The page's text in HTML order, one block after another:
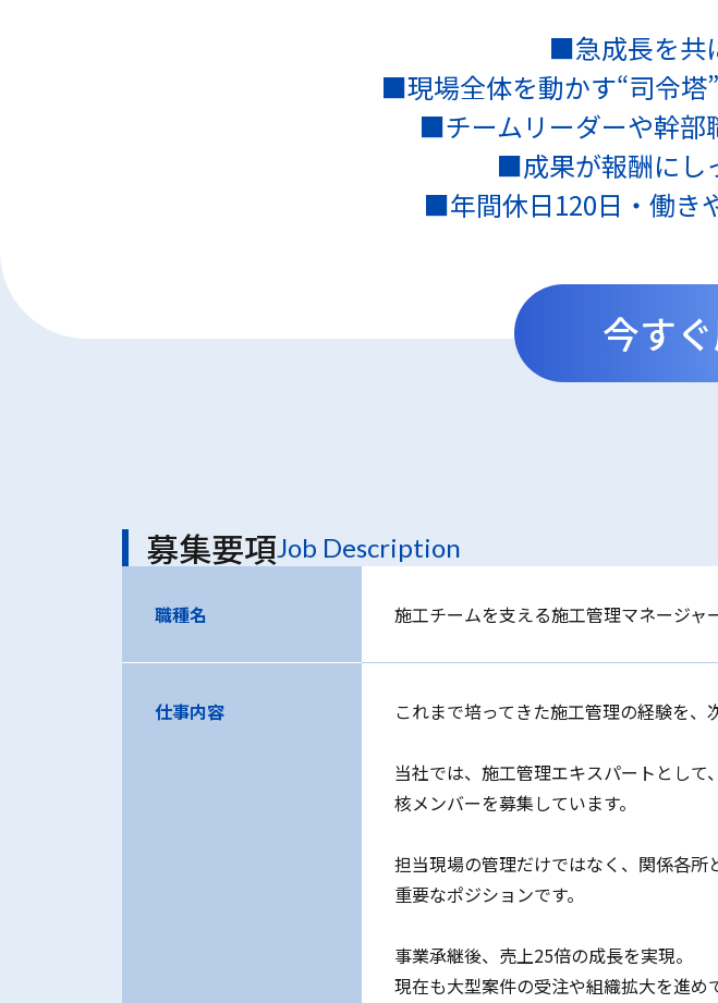
■急成⾧を共
■現場全体を動かす“司令塔
■チームリーダーや幹部
■成果が報酬にし
■年間休日120日・働き
今す
募集要項Job Description
職種名 施工チームを支える施工管理マネージ
仕事内容 これまで培ってきた施工管理の経験を、
当社では、施工管理エキスパートとし
核メンバーを募集しています。
担当現場の管理だけではなく、関係各
重要なポジションです。
事業承継後、売上25倍の成長を実現。
現在も大型案件の受注や組織拡大を進め